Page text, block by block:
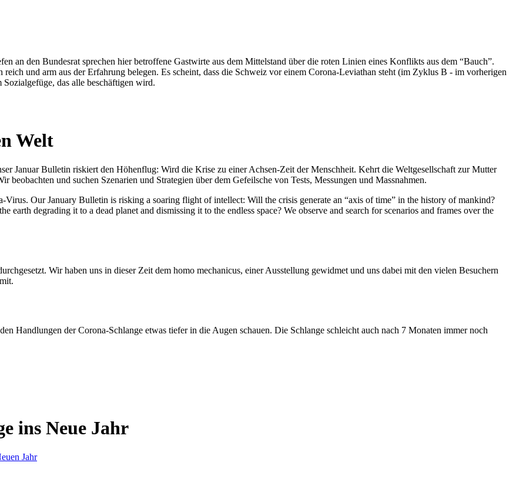
an den Bundesrat sprechen hier betroffene Gastwirte aus dem Mittelstand über die roten Linien eines Konflikts aus dem “Bauch”.
und arm aus der Erfahrung belegen. Es scheint, dass die Schweiz vor einem Corona-Leviathan steht (im Zyklus B - im vorherigen
das alle beschäftigen wird.
Welt
Januar Bulletin riskiert den Höhenflug: Wird die Krise zu einer Achsen-Zeit der Menschheit. Kehrt die Weltgesellschaft zur Mutter
beobachten und suchen Szenarien und Strategien über dem Gefeilsche von Tests, Messungen und Massnahmen.
Our January Bulletin is risking a soaring flight of intellect: Will the crisis generate an “axis of time” in the history of mankind?
degrading it to a dead planet and dismissing it to the endless space? We observe and search for scenarios and frames over the
Wir haben uns in dieser Zeit dem homo mechanicus, einer Ausstellung gewidmet und uns dabei mit den vielen Besuchern
Handlungen der Corona-Schlange etwas tiefer in die Augen schauen. Die Schlange schleicht auch nach 7 Monaten immer noch
ins Neue Jahr
Jahr